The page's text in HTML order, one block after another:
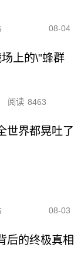
08-04
上的\"蜂群
阅读 8463
世界都晃吐了
08-03
后的终极真相